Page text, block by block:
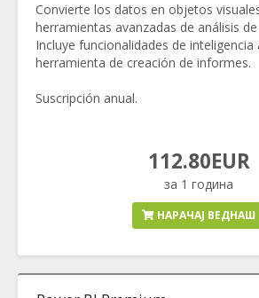
Convierte los datos en objetos
herramientas avanzadas de análisis
Incluye funcionalidades de inteligencia
herramienta de creación de informes.
Suscripción anual.
112.80EUR
за 1 година
НАРАЧАЈ ВЕДНАШ